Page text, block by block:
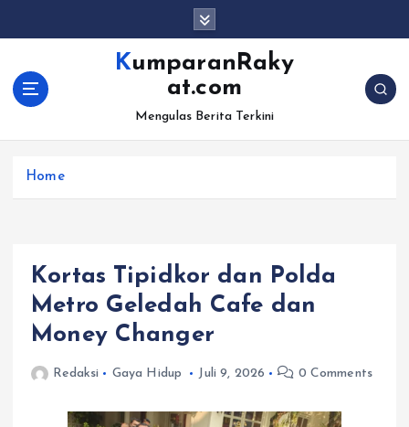
KumparanRaky
at.com
Mengulas Berita Terkini
Home
Kortas Tipidkor dan Polda
Metro Geledah Cafe dan
Money Changer
Redaksi Gaya Hidup Juli 9, 2026 0 Comments